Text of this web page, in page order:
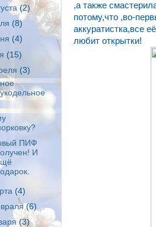
,а также
потому,что ,во-
аккуратистка,все
любит открытки!
(2)
(8)
(4)
(15)
(3)
ПИФ
И
(4)
(6)
(3)